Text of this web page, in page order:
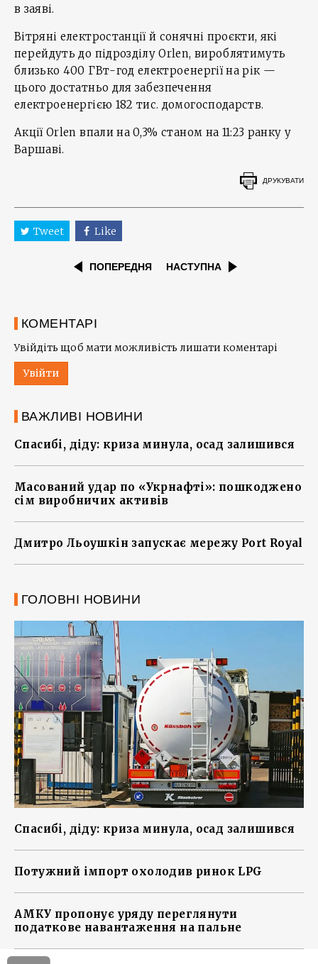
в заяві.
Вітряні електростанції й сонячні проєкти, які
перейдуть до підрозділу Orlen, вироблятимуть
близько 400 ГВт-год електроенергії на рік —
цього достатньо для забезпечення
електроенергією 182 тис. домогосподарств.
Акції Orlen впали на 0,3% станом на 11:23 ранку у
Варшаві.
ДРУКУВАТИ
Tweet Like
ПОПЕРЕДНЯ НАСТУПНА
КОМЕНТАРІ
Увійдіть щоб мати можливість лишати коментарі
Увійти
ВАЖЛИВІ НОВИНИ
Спасибі, діду: криза минула, осад залишився
Масований удар по «Укрнафті»: пошкоджено
сім виробничих активів
Дмитро Льоушкін запускає мережу Port Royal
ГОЛОВНІ НОВИНИ
Спасибі, діду: криза минула, осад залишився
Потужний імпорт охолодив ринок LPG
АМКУ пропонує уряду переглянути
податкове навантаження на пальне